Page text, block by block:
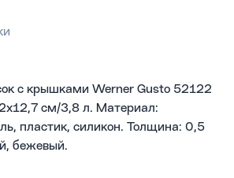
с крышками Werner Gusto 52122
см/3,8 л. Материал:
пластик, силикон. Толщина: 0,5
бежевый.